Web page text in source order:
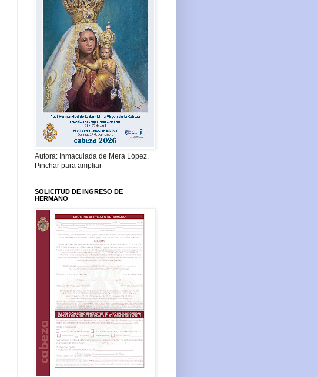
Autora: Inmaculada de Mera López.
Pinchar para ampliar
SOLICITUD DE INGRESO DE
HERMANO